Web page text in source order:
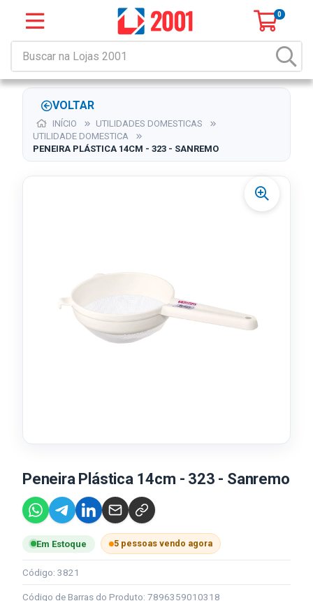
0
VOLTAR
INÍCIO
UTILIDADES DOMESTICAS
UTILIDADE DOMESTICA
PENEIRA PLÁSTICA 14CM - 323 - SANREMO
Peneira Plástica 14cm - 323 - Sanremo
Em Estoque 5 pessoas vendo agora
Código: 3821
Código de Barras do Produto: 7896359010318